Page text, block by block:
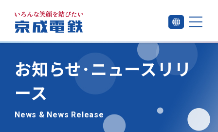
お知らせ･ニュースリリ
ース
News & News Release